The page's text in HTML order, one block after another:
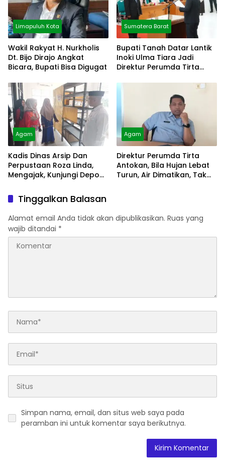
Limapuluh Kota
Wakil Rakyat H. Nurkholis
Dt. Bijo Dirajo Angkat
Bicara, Bupati Bisa Digugat
Sumatera Barat
Bupati Tanah Datar Lantik
Inoki Ulma Tiara Jadi
Direktur Perumda Tirta
Agam
Kadis Dinas Arsip Dan
Perpustaan Roza Linda,
Mengajak, Kunjungi Depo
Agam
Direktur Perumda Tirta
Antokan, Bila Hujan Lebat
Turun, Air Dimatikan, Tak
Tinggalkan Balasan
Alamat email Anda tidak akan dipublikasikan. Ruas yang
wajib ditandai *
Simpan nama, email, dan situs web saya pada
peramban ini untuk komentar saya berikutnya.